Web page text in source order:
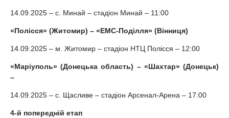
14.09.2025 – с. Минай – стадіон Минай – 11:00
«Полісся» (Житомир) – «ЕМС-Поділля» (Вінниця)
14.09.2025 – м. Житомир – стадіон НТЦ Полісся – 12:00
«Маріуполь» (Донецька область) – «Шахтар» (Донецьк)
–
14.09.2025 – с. Щасливе – стадіон Арсенал-Арена – 17:00
4-й попередній етап